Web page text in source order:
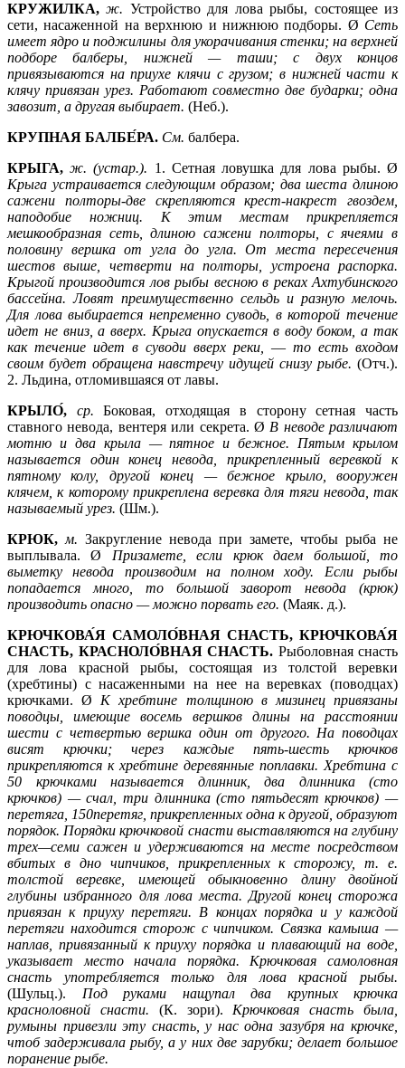
КРУЖИЛКА,ж. Устройство для лова рыбы, состоящее из
сети, насаженной на верхнюю и нижнюю подборы. Ø Сеть
имеет ядро и поджилины для укорачивания стенки; на верхней
подборе балберы, нижней —
таши; с двух концов
привязываются на приухе клячи с грузом; в нижней части к
клячу привязан урез. Работают совместно две бударки; одна
завозит, а другая выбирает. (Неб.).
КРУПНАЯ БАЛБЕ́РА. См. балбера.
КРЫГА,ж. (устар.). 1. Сетная ловушка для лова рыбы. Ø
Крыга устраивается следующим образом; два шеста длиною
сажени полторы-две скрепляются крест-накрест гвоздем,
наподобие ножниц. К этим местам прикрепляется
мешкообразная сеть, длиною сажени полторы, с ячеями в
половину вершка от угла до угла. От места пересечения
шестов выше, четверти на полторы, устроена распорка.
Крыгой производится лов рыбы весною в реках Ахтубинского
бассейна. Ловят преимущественно сельдь и разную мелочь.
Для лова выбирается непременно суводь, в которой течение
идет не вниз, а вверх. Крыга опускается в воду боком, а так
как течение идет в суводи вверх реки, — то есть входом
своим будет обращена навстречу идущей снизу рыбе. (Отч.).
2. Льдина, отломившаяся от лавы.
КРЫЛО́, ср.Боковая, отходящая в сторону сетная часть
ставного невода, вентеря или секрета. Ø В неводе различают
мотню и два крыла — пятное и бежное. Пятым крылом
называется один конец невода, прикрепленный веревкой к
пятному колу, другой конец — бежное
крыло, вооружен
клячем, к которому прикреплена веревка для тяги невода, так
называемый урез. (Шм.).
КРЮК, м. Закругление невода при замете, чтобы рыба не
выплывала. Ø Призамете, если крюк даем большой, то
выметку невода производим на полном ходу. Если рыбы
попадается много, то большой заворот невода (крюк)
производить опасно — можно порвать его. (Маяк. д.).
КРЮЧКОВА́Я САМОЛО́ВНАЯ СНАСТЬ, КРЮЧКОВА́Я
СНАСТЬ, КРАСНОЛО́ВНАЯ СНАСТЬ. Рыболовная снасть
для лова красной рыбы, состоящая из толстой веревки
(хребтины) с насаженными на нее на веревках (поводцах)
крючками. Ø К хребтине толщиною в мизинец привязаны
поводцы, имеющие восемь вершков длины на расстоянии
шести с четвертью вершка один от другого. На поводцах
висят крючки; через каждые пять-шесть крючков
прикрепляются к хребтине деревянные поплавки. Хребтина с
50 крючками называется длинник, два длинника (сто
крючков) — счал, три длинника (сто пятьдесят крючков) —
перетяга, 150перетяг, прикрепленных одна к другой, образуют
порядок. Порядки крючковой снасти выставляются на глубину
трех—семи сажен и удерживаются на месте посредством
вбитых в дно чипчиков, прикрепленных к сторожу, т. е.
толстой веревке, имеющей обыкновенно длину двойной
глубины избранного для лова места. Другой конец сторожа
привязан к приуху перетяги. В концах порядка и у каждой
перетяги находится сторож с чипчиком. Связка камыша —
наплав, привязанный к приуху порядка и плавающий на воде,
указывает место начала порядка. Крючковая самоловная
снасть употребляется только для лова красной рыбы.
(Шульц.). Под руками нащупал два крупных крючка
красноловной снасти. (К. зори). Крючковая снасть была,
румыны привезли эту снасть, у нас одна зазубря на крючке,
чтоб задерживала рыбу, а у них две зарубки; делает большое
поранение рыбе.